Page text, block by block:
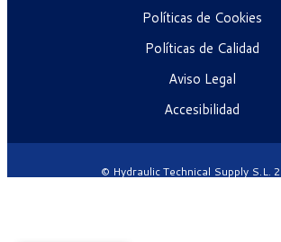
Políticas de Cookies
Políticas de Calidad
Aviso Legal
Accesibilidad
© Hydraulic Technical Supply S.L.